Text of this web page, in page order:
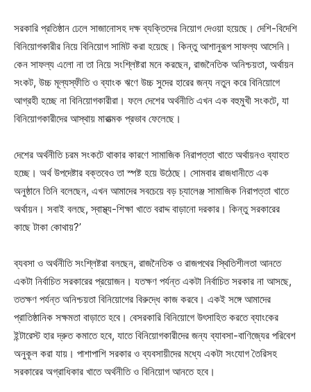
সরকারি প্রতিষ্ঠান ঢেলে সাজানোসহ দক্ষ ব্যক্তিদের নিয়োগ দেওয়া হয়েছে। দেশি-বিদেশি
বিনিয়োগকারীর নিয়ে বিনিয়োগ সামিট করা হয়েছে। কিন্তু আশানুরূপ সাফল্য আসেনি।
কেন সাফল্য এলো না তা নিয়ে সংশ্লিষ্টরা মনে করছেন, রাজনৈতিক অনিশ্চয়তা, অর্থায়ন
সংকট, উচ্চ মূল্যস্ফীতি ও ব্যাংক ঋণে উচ্চ সুদের হারের জন্য নতুন করে বিনিয়োগে
আগ্রহী হচ্ছে না বিনিয়োগকারীরা। ফলে দেশের অর্থনীতি এখন এক বহুমুখী সংকটে, যা
বিনিয়োগকারীদের আস্থায় মারাত্মক প্রভাব ফেলেছে।
দেশের অর্থনীতি চরম সংকটে থাকার কারণে সামাজিক নিরাপত্তা খাতে অর্থায়নও ব্যাহত
হচ্ছে। অর্থ উপদেষ্টার বক্তবেও তা স্পষ্ট হয়ে উঠেছে। সোমবার রাজধানীতে এক
অনুষ্ঠানে তিনি বলেছেন, এখন আমাদের সবচেয়ে বড় চ্যালেঞ্জ সামাজিক নিরাপত্তা খাতে
অর্থায়ন। সবাই বলছে, স্বাস্থ্য-শিক্ষা খাতে বরাদ্দ বাড়ানো দরকার। কিন্তু সরকারের
কাছে টাকা কোথায়?’
ব্যবসা ও অর্থনীতি সংশ্লিষ্টরা বলছেন, রাজনৈতিক ও রাজপথের স্থিতিশীলতা আনতে
একটা নির্বাচিত সরকারের প্রয়োজন। যতক্ষণ পর্যন্ত একটা নির্বাচিত সরকার না আসছে,
ততক্ষণ পর্যন্ত অনিশ্চয়তা বিনিয়োগের বিরুদ্ধে কাজ করবে। একই সঙ্গে আমাদের
প্রাতিষ্ঠানিক সক্ষমতা বাড়াতে হবে। বেসরকারি বিনিয়োগে উৎসাহিত করতে ব্যাংকের
ইন্টারেস্ট হার দ্রুত কমাতে হবে, যাতে বিনিয়োগকারীদের জন্য ব্যাবসা-বাণিজ্যের পরিবেশ
অনুকূল করা যায়। পাশাপাশি সরকার ও ব্যবসায়ীদের মধ্যে একটা সংযোগ তৈরিসহ
সরকারের অগ্রাধিকার খাতে অর্থনীতি ও বিনিয়োগ আনতে হবে।